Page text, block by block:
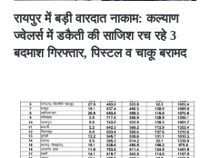
रायपुर में बड़ी वारदात नाकाम: कल्याण
ज्वेलर्स में डकैती की साजिश रच रहे 3
बदमाश गिरफ्तार, पिस्टल व चाकू बरामद